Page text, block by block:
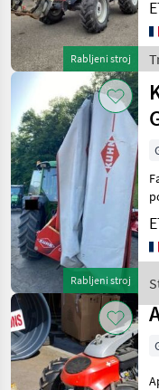
Rabljeni stroj
Rabljeni stroj
i